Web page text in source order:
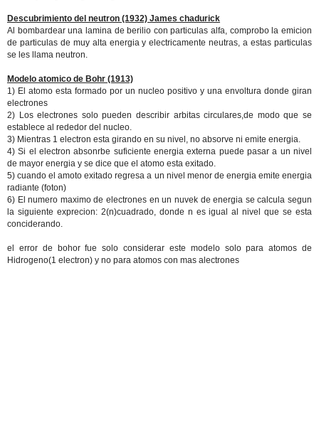
Descubrimiento del neutron (1932) James chadurick
Al bombardear una lamina de berilio con particulas alfa, comprobo la emicion
de particulas de muy alta energia y electricamente neutras, a estas particulas
se les llama neutron.
Modelo atomico de Bohr (1913)
1) El atomo esta formado por un nucleo positivo y una envoltura donde giran
electrones
2) Los electrones solo pueden describir arbitas circulares,de modo que se
establece al rededor del nucleo.
3) Mientras 1 electron esta girando en su nivel, no absorve ni emite energia.
4) Si el electron absonrbe suficiente energia externa puede pasar a un nivel
de mayor energia y se dice que el atomo esta exitado.
5) cuando el amoto exitado regresa a un nivel menor de energia emite energia
radiante (foton)
6) El numero maximo de electrones en un nuvek de energia se calcula segun
la siguiente exprecion: 2(n)cuadrado, donde n es igual al nivel que se esta
conciderando.
el error de bohor fue solo considerar este modelo solo para atomos de
Hidrogeno(1 electron) y no para atomos con mas alectrones